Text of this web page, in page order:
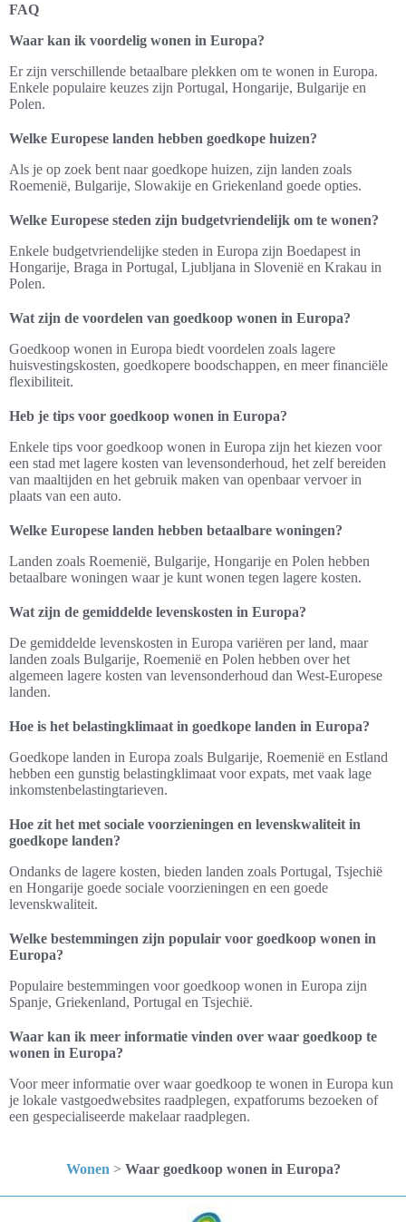
FAQ
Waar kan ik voordelig wonen in Europa?
Er zijn verschillende betaalbare plekken om te wonen in Europa.
Enkele populaire keuzes zijn Portugal, Hongarije, Bulgarije en
Polen.
Welke Europese landen hebben goedkope huizen?
Als je op zoek bent naar goedkope huizen, zijn landen zoals
Roemenië, Bulgarije, Slowakije en Griekenland goede opties.
Welke Europese steden zijn budgetvriendelijk om te wonen?
Enkele budgetvriendelijke steden in Europa zijn Boedapest in
Hongarije, Braga in Portugal, Ljubljana in Slovenië en Krakau in
Polen.
Wat zijn de voordelen van goedkoop wonen in Europa?
Goedkoop wonen in Europa biedt voordelen zoals lagere
huisvestingskosten, goedkopere boodschappen, en meer financiële
flexibiliteit.
Heb je tips voor goedkoop wonen in Europa?
Enkele tips voor goedkoop wonen in Europa zijn het kiezen voor
een stad met lagere kosten van levensonderhoud, het zelf bereiden
van maaltijden en het gebruik maken van openbaar vervoer in
plaats van een auto.
Welke Europese landen hebben betaalbare woningen?
Landen zoals Roemenië, Bulgarije, Hongarije en Polen hebben
betaalbare woningen waar je kunt wonen tegen lagere kosten.
Wat zijn de gemiddelde levenskosten in Europa?
De gemiddelde levenskosten in Europa variëren per land, maar
landen zoals Bulgarije, Roemenië en Polen hebben over het
algemeen lagere kosten van levensonderhoud dan West-Europese
landen.
Hoe is het belastingklimaat in goedkope landen in Europa?
Goedkope landen in Europa zoals Bulgarije, Roemenië en Estland
hebben een gunstig belastingklimaat voor expats, met vaak lage
inkomstenbelastingtarieven.
Hoe zit het met sociale voorzieningen en levenskwaliteit in
goedkope landen?
Ondanks de lagere kosten, bieden landen zoals Portugal, Tsjechië
en Hongarije goede sociale voorzieningen en een goede
levenskwaliteit.
Welke bestemmingen zijn populair voor goedkoop wonen in
Europa?
Populaire bestemmingen voor goedkoop wonen in Europa zijn
Spanje, Griekenland, Portugal en Tsjechië.
Waar kan ik meer informatie vinden over waar goedkoop te
wonen in Europa?
Voor meer informatie over waar goedkoop te wonen in Europa kun
je lokale vastgoedwebsites raadplegen, expatforums bezoeken of
een gespecialiseerde makelaar raadplegen.
Wonen > Waar goedkoop wonen in Europa?